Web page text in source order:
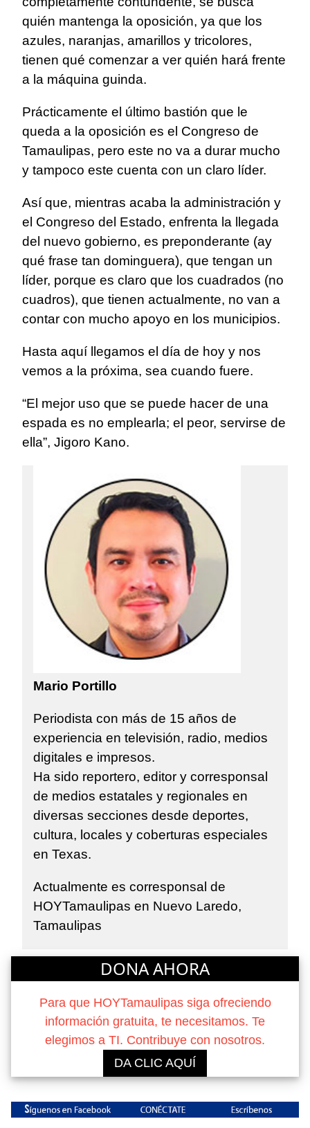
quién mantenga la oposición, ya que los
azules, naranjas, amarillos y tricolores,
tienen qué comenzar a ver quién hará frente
a la máquina guinda.
Prácticamente el último bastión que le
queda a la oposición es el Congreso de
Tamaulipas, pero este no va a durar mucho
y tampoco este cuenta con un claro líder.
Así que, mientras acaba la administración y
el Congreso del Estado, enfrenta la llegada
del nuevo gobierno, es preponderante (ay
qué frase tan dominguera), que tengan un
líder, porque es claro que los cuadrados (no
cuadros), que tienen actualmente, no van a
contar con mucho apoyo en los municipios.
Hasta aquí llegamos el día de hoy y nos
vemos a la próxima, sea cuando fuere.
“El mejor uso que se puede hacer de una
espada es no emplearla; el peor, servirse de
ella”, Jigoro Kano.
Mario Portillo
Periodista con más de 15 años de
experiencia en televisión, radio, medios
digitales e impresos.
Ha sido reportero, editor y corresponsal
de medios estatales y regionales en
diversas secciones desde deportes,
cultura, locales y coberturas especiales
en Texas.
Actualmente es corresponsal de
HOYTamaulipas en Nuevo Laredo,
Tamaulipas
DONA AHORA
Para que HOYTamaulipas siga ofreciendo
información gratuita, te necesitamos. Te
elegimos a TI. Contribuye con nosotros.
DA CLIC AQUÍ